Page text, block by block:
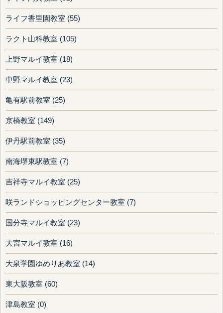
ライフ香里園教室 (55)
ラクト山科教室 (105)
上野マルイ教室 (18)
中野マルイ教室 (23)
亀有駅前教室 (25)
京橋教室 (149)
伊丹駅前教室 (35)
南海堺東駅教室 (7)
吉祥寺マルイ教室 (25)
咲ランドショッピングセンター教室 (7)
国分寺マルイ教室 (23)
大宮マルイ教室 (16)
大泉学園ゆめりあ教室 (14)
東大阪教室 (60)
津島教室 (0)